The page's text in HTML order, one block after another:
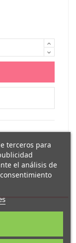
terceros para
el análisis de